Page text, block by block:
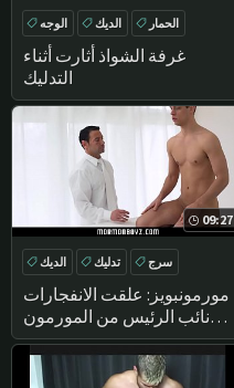
غرفة الشواذ أثارت أثناء
التدليك
الوجه الديك
الحمار
حلق
09:27
مورمونبويز: علقت الانفجارات
نائب الرئيس من المورمون
مسمار
الديك تدليك سرج